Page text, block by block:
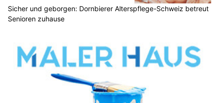
Sicher und geborgen: Dornbierer Alterspflege-Schweiz betreut
Senioren zuhause